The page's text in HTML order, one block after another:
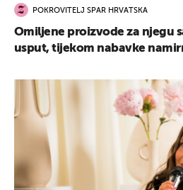
POKROVITELJ SPAR HRVATSKA
Omiljene proizvode za njegu
usput, tijekom nabavke